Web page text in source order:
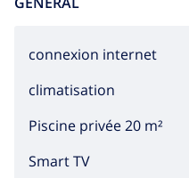
connexion internet
climatisation
Piscine privée 20 m²
Smart TV